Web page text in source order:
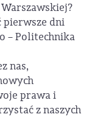
pierwsze dni
– Politechnika
nas,
prawa i
z naszych